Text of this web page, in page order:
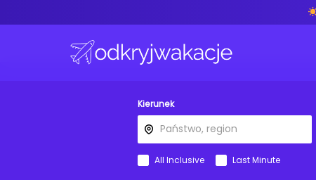
Kierunek
All Inclusive Last Minute